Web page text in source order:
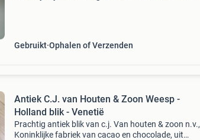
Gebruikt Ophalen of Verzenden
Antiek C.J. van Houten & Zoon Weesp -
Holland blik - Venetië
Prachtig antiek blik van c.j. Van houten & zoon n.v.,
Koninklijke fabriek van cacao en chocolade, uit